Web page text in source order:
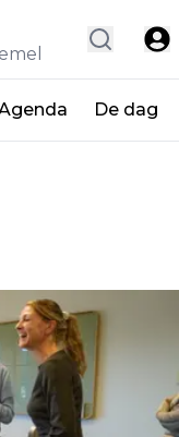
De dag